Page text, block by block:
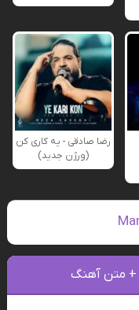
رضا صادقی - یه کاری کن
(ورژن جدید)
+ متن آهنگ